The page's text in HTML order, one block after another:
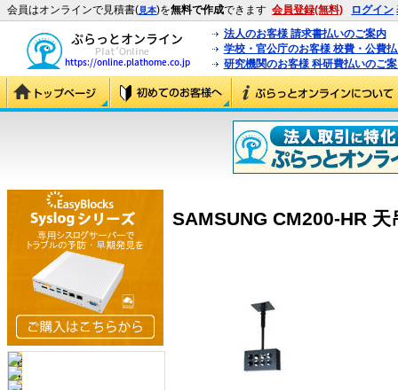
会員はオンラインで見積書(見本)を無料で作成できます 会員登録(無料) ログイン
法人のお客様 請求書払いのご案内
学校・官公庁のお客様 校費・公費
研究機関のお客様 科研費払いのご
SAMSUNG CM200-HR